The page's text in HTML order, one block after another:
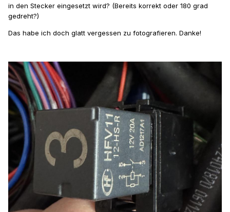
in den Stecker eingesetzt wird? (Bereits korrekt oder 180 grad
gedreht?)
Das habe ich doch glatt vergessen zu fotografieren. Danke!